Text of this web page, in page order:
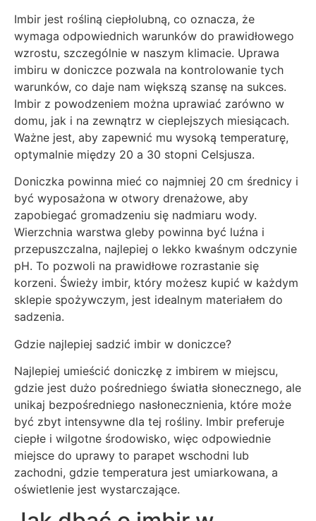
Imbir jest rośliną ciepłolubną, co oznacza, że
wymaga odpowiednich warunków do prawidłowego
wzrostu, szczególnie w naszym klimacie. Uprawa
imbiru w doniczce pozwala na kontrolowanie tych
warunków, co daje nam większą szansę na sukces.
Imbir z powodzeniem można uprawiać zarówno w
domu, jak i na zewnątrz w cieplejszych miesiącach.
Ważne jest, aby zapewnić mu wysoką temperaturę,
optymalnie między 20 a 30 stopni Celsjusza.
Doniczka powinna mieć co najmniej 20 cm średnicy i
być wyposażona w otwory drenażowe, aby
zapobiegać gromadzeniu się nadmiaru wody.
Wierzchnia warstwa gleby powinna być luźna i
przepuszczalna, najlepiej o lekko kwaśnym odczynie
pH. To pozwoli na prawidłowe rozrastanie się
korzeni. Świeży imbir, który możesz kupić w każdym
sklepie spożywczym, jest idealnym materiałem do
sadzenia.
Gdzie najlepiej sadzić imbir w doniczce?
Najlepiej umieścić doniczkę z imbirem w miejscu,
gdzie jest dużo pośredniego światła słonecznego, ale
unikaj bezpośredniego nasłonecznienia, które może
być zbyt intensywne dla tej rośliny. Imbir preferuje
ciepłe i wilgotne środowisko, więc odpowiednie
miejsce do uprawy to parapet wschodni lub
zachodni, gdzie temperatura jest umiarkowana, a
oświetlenie jest wystarczające.